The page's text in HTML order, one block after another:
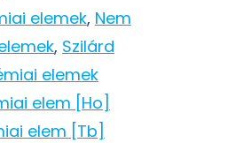
elemek, Nem
, Szilárd
elemek
elem [Ho]
elem [Tb]